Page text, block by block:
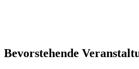
Bevorstehende